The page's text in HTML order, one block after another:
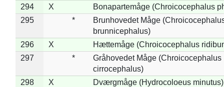
294
X
Bonapartemåge (Chroicocephalus
295
*
Brunhovedet Måge
brunnicephalus)
296
X
Hættemåge (Chroicocephalus
297
*
Gråhovedet Måge (Chroicocephalus
cirrocephalus)
298
X
Dværgmåge (Hydrocoloeus minutus)